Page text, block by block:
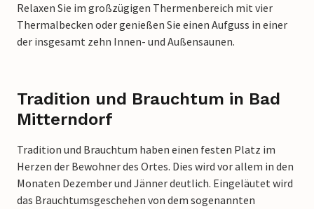
Relaxen Sie im großzügigen Thermenbereich mit vier
Thermalbecken oder genießen Sie einen Aufguss in einer
der insgesamt zehn Innen- und Außensaunen.
Tradition und Brauchtum in Bad
Mitterndorf
Tradition und Brauchtum haben einen festen Platz im
Herzen der Bewohner des Ortes. Dies wird vor allem in den
Monaten Dezember und Jänner deutlich. Eingeläutet wird
das Brauchtumsgeschehen von dem sogenannten